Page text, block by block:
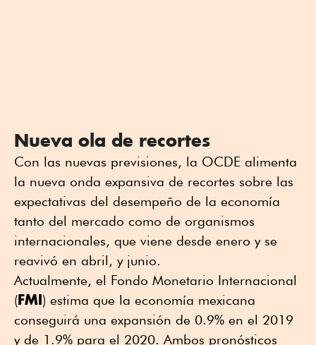
Nueva ola de recortes
Con las nuevas previsiones, la OCDE alimenta
la nueva onda expansiva de recortes sobre las
expectativas del desempeño de la economía
tanto del mercado como de organismos
internacionales, que viene desde enero y se
reavivó en abril, y junio.
Actualmente, el Fondo Monetario Internacional
(FMI) estima que la economía mexicana
conseguirá una expansión de 0.9% en el 2019
y de 1.9% para el 2020. Ambos pronósticos